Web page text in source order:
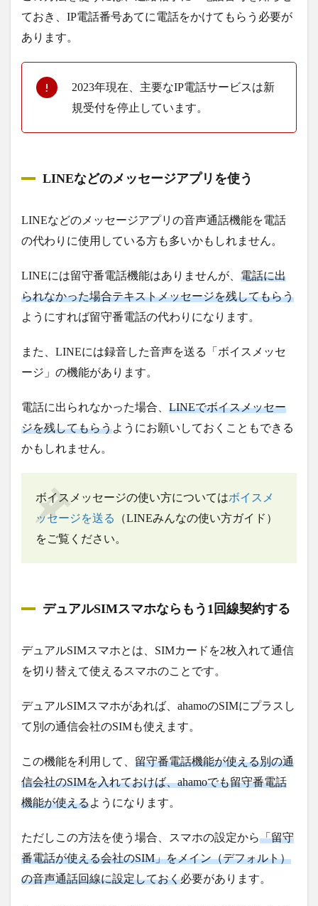
ておき、IP電話番号あてに電話をかけてもらう必要が
あります。
2023年現在、主要なIP電話サービスは新
規受付を停止しています。
LINEなどのメッセージアプリを使う
LINEなどのメッセージアプリの音声通話機能を電話
の代わりに使用している方も多いかもしれません。
LINEには留守番電話機能はありませんが、 電話に出
られなかった場合テキストメッセージを残してもらう
ようにすれば留守番電話の代わりになります。
また、LINEには録音した音声を送る「ボイスメッセ
ージ」の機能があります。
電話に出られなかった場合、 LINEでボイスメッセー
ジを残してもらうようにお願いしておくこともできる
かもしれません。
ボイスメッセージの使い方についてはボイスメ
ッセージを送る
（LINEみんなの使い方ガイド）
をご覧ください。
デュアルSIMスマホならもう1回線契約する
デュアルSIMスマホとは、SIMカードを2枚入れて通信
を切り替えて使えるスマホのことです。
デュアルSIMスマホがあれば、ahamoのSIMにプラスし
て別の通信会社のSIMも使えます。
この機能を利用して、 留守番電話機能が使える別の通
信会社のSIMを入れておけば、ahamoでも留守番電話
機能が使えるようになります。
ただしこの方法を使う場合、スマホの設定から「留守
番電話が使える会社のSIM」をメイン（デフォルト）
の音声通話回線に設定しておく必要があります。